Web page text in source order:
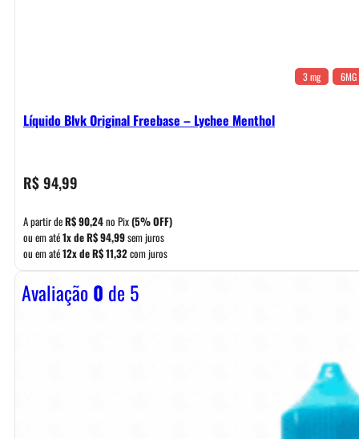
3 mg 6MG
Líquido Blvk Original Freebase – Lychee Menthol
R$94,99
A partir deR$90,24no Pix(5% OFF)
ou em até1x deR$94,99sem juros
ou em até12x deR$11,32com juros
Avaliação0 de 5